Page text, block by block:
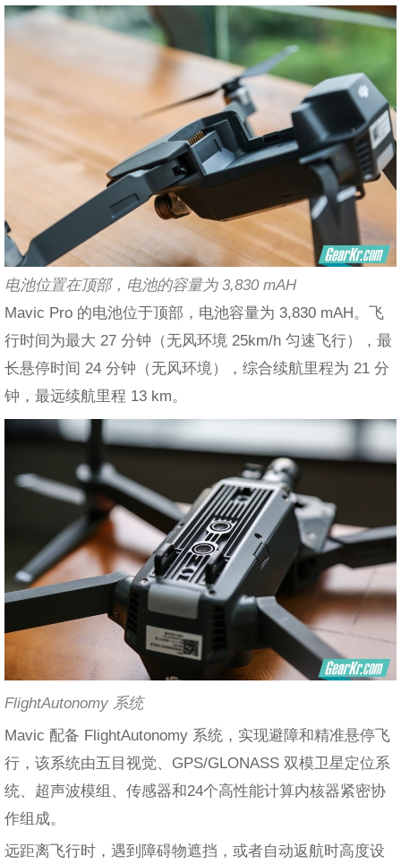
电池位置在顶部，电池的容量为 3,830 mAH
Mavic Pro 的电池位于顶部，电池容量为 3,830 mAH。飞
行时间为最大 27 分钟（无风环境 25km/h 匀速飞行），最
长悬停时间 24 分钟（无风环境），综合续航里程为 21 分
钟，最远续航里程 13 km。
FlightAutonomy 系统
Mavic 配备 FlightAutonomy 系统，实现避障和精准悬停飞
行，该系统由五目视觉、GPS/GLONASS 双模卫星定位系
统、超声波模组、传感器和24个高性能计算内核器紧密协
作组成。
远距离飞行时，遇到障碍物遮挡，或者自动返航时高度设